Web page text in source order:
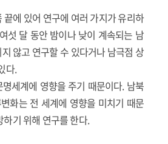
에 있어 연구에 여러 가지가 유리하
섯 달 동안 밤이나 낮이 계속되는 남
않고 연구할 수 있다거나 남극점 상
다.
세계에 영향을 주기 때문이다. 남북
화는 전 세계에 영향을 미치기 때문
기 위해 연구를 한다.